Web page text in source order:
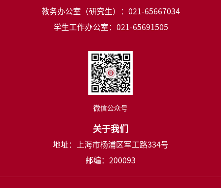
教务办公室（研究生）：021-65667034
学生工作办公室：021-65691505
微信公众号
关于我们
地址：上海市杨浦区军工路334号
邮编：200093